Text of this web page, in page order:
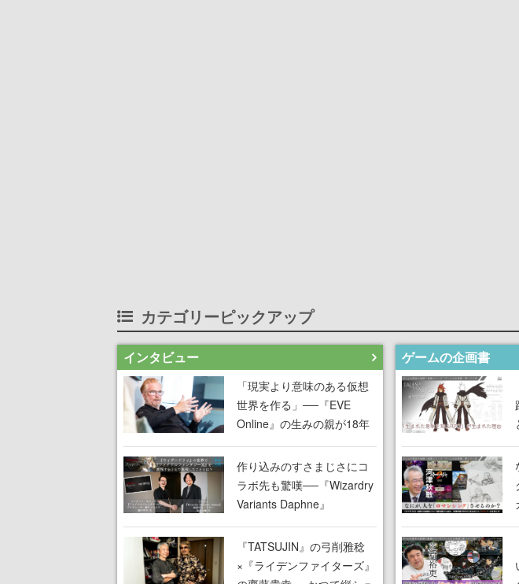
カテゴリーピックアップ
インタビュー
「現実より意味のある仮想
世界を作る」──『EVE
Online』の生みの親が18年
言”は、比喩ではなく本気だ
った
作り込みのすさまじさにコ
ラボ先も驚嘆──『Wizardry
Variants Daphne』
×『FFXI』コラボが期間限
定なのにジョブもキャラも
武器も戦闘システムもワン
オフで作り込まれた理由を
『TATSUJIN』の弓削雅稔
×『ライデンファイターズ』
ゲームの企画書